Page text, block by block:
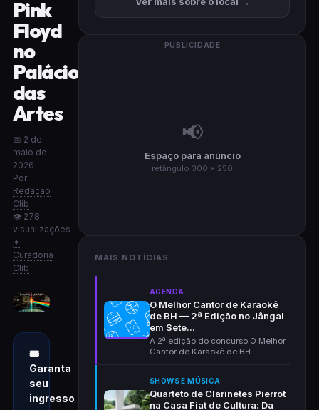
Pink
Floyd
no
Palácio
das
Artes
📅 2 de
maio de
2026
Por
Redação
Clib
👁 278
visualizações
✦
Curadoria
Clib
🎟
Garanta
seu
ingresso
PUBLICIDADE
📢
Espaço para anúncio
retângulo 300 × 250
MAIS NOTÍCIAS
AGENDA
O Melhor Cantor de Karaokê
de BH — 2ª Edição no Jângal
em Sete...
A 2ª edição do concurso O Melhor
Cantor de Karaokê de BH
SHOWS E MÚSICA
Quarteto de Clarinetes Pierrot
na Casa Fiat de Cultura: Da